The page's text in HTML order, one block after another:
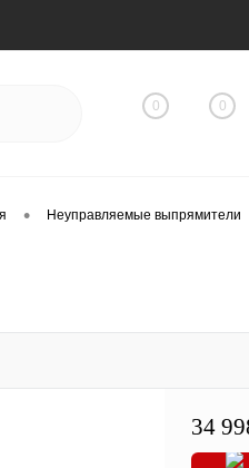
0 0
• Неуправляемые выпрямители
34